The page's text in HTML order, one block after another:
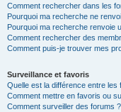
Comment rechercher dans les
Pourquoi ma recherche ne
Pourquoi ma recherche renvoie
Comment rechercher des
Comment puis-je trouver mes
Surveillance et favoris
Quelle est la différence entre
Comment mettre en favoris ou
Comment surveiller des forums ?